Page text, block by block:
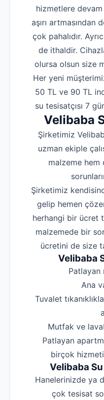
hizmetlere
aşırı artmasından
çok pahalıdır.
de ithaldir.
olursa olsun size
Her yeni
50 TL ve 90 TL
su tesisatçısı 7
Velibaba
Şirketimiz
uzman ekiple
malzeme
Şirketimiz
gelip hemen
herhangi bir ücret
malzemede bir
ücretini de size
Velibaba
‌Patlayan
‌Ana
‌Tuvalet
‌Mutfak ve
‌Patlayan
birçok
Velibaba
Hanelerinizde ya
çok tesisat